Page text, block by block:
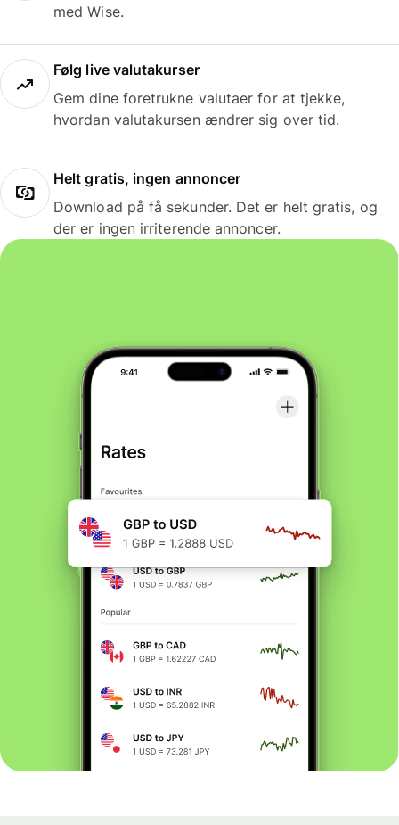
med Wise.
Følg live valutakurser
Gem dine foretrukne valutaer for at tjekke,
hvordan valutakursen ændrer sig over tid.
Helt gratis, ingen annoncer
Download på få sekunder. Det er helt gratis, og
der er ingen irriterende annoncer.